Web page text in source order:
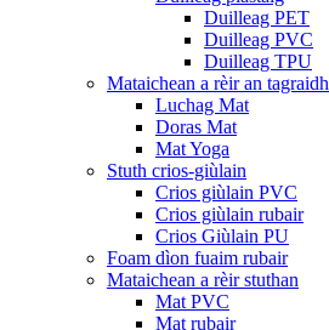
Duilleag PET
Duilleag PVC
Duilleag TPU
Mataichean a rèir an tagraidh
Luchag Mat
Doras Mat
Mat Yoga
Stuth crios-giùlain
Crios giùlain PVC
Crios giùlain rubair
Crios Giùlain PU
Foam dìon fuaim rubair
Mataichean a rèir stuthan
Mat PVC
Mat rubair